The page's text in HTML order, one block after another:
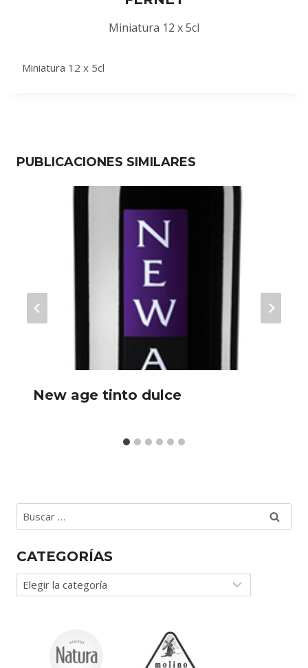
Miniatura 12 x 5cl
Miniatura 12 x 5cl
PUBLICACIONES SIMILARES
New age tinto dulce
Buscar:
CATEGORÍAS
Categorías